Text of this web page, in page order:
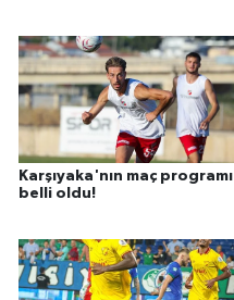
Karşıyaka'nın maç programı
belli oldu!